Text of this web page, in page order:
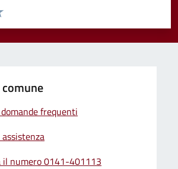
pagina
5 stelle su 5
stelle su 5
su 5
su 5
frequenti
il numero 0141-401113